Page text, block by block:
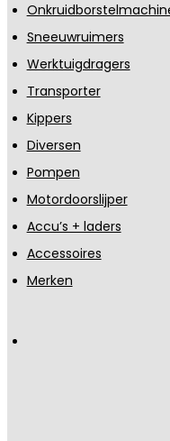
Sneeuwruimers
Werktuigdragers
Transporter
Kippers
Diversen
Pompen
Motordoorslijper
Accu’s + laders
Accessoires
Merken